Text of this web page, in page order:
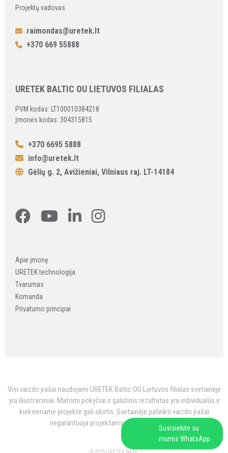
Susisiekite su
mumis WhatsApp
Projektų vadovas
raimondas@uretek.lt
+370 669 55888
URETEK BALTIC OU LIETUVOS FILIALAS
PVM kodas: LT100010384218
Įmonės kodas: 304315815
+370 6695 5888
info@uretek.lt
Gėlių g. 2, Avižieniai, Vilniaus raj. LT-14184
Apie įmonę
URETEK technologija
Tvarumas
Komanda
Privatumo principai
Visi vaizdo įrašai naudojami URETEK Baltic OU Lietuvos filialas svetainėje
yra iliustraciniai. Matomi pokyčiai ir galutinis rezultatas yra individualūs ir
kiekviename projekte gali skirtis. Svetainėje pateikti vaizdo įrašai
negarantuoja projektams vienodo rezultato.